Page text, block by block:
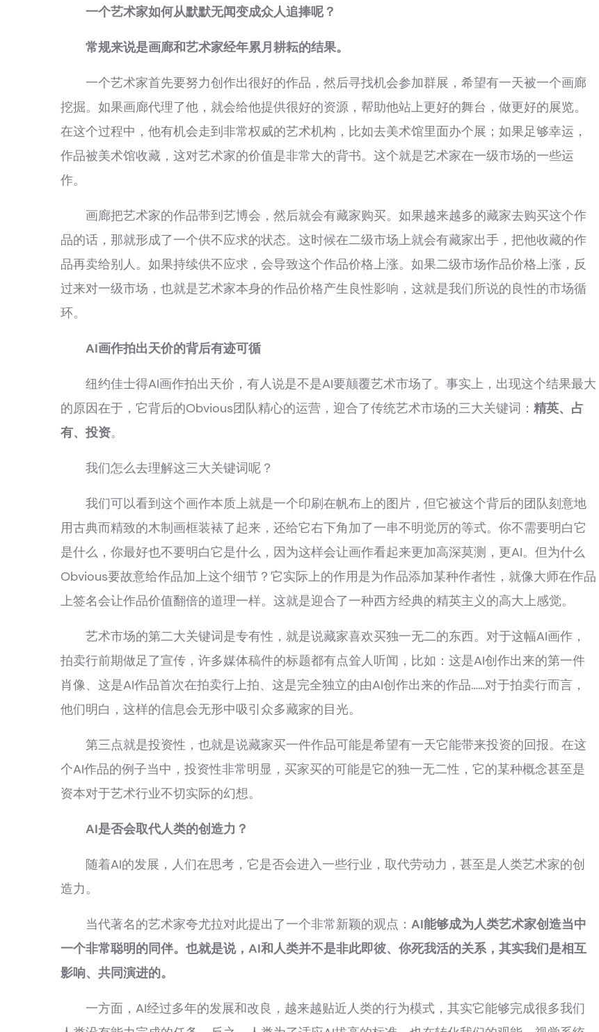
一个艺术家如何从默默无闻变成众人追捧呢？
常规来说是画廊和艺术家经年累月耕耘的结果。
一个艺术家首先要努力创作出很好的作品，然后寻找机会参加群展，希望有一天被一个画廊
挖掘。如果画廊代理了他，就会给他提供很好的资源，帮助他站上更好的舞台，做更好的展览。
在这个过程中，他有机会走到非常权威的艺术机构，比如去美术馆里面办个展；如果足够幸运，
作品被美术馆收藏，这对艺术家的价值是非常大的背书。这个就是艺术家在一级市场的一些运
作。
画廊把艺术家的作品带到艺博会，然后就会有藏家购买。如果越来越多的藏家去购买这个作
品的话，那就形成了一个供不应求的状态。这时候在二级市场上就会有藏家出手，把他收藏的作
品再卖给别人。如果持续供不应求，会导致这个作品价格上涨。如果二级市场作品价格上涨，反
过来对一级市场，也就是艺术家本身的作品价格产生良性影响，这就是我们所说的良性的市场循
环。
AI画作拍出天价的背后有迹可循
纽约佳士得AI画作拍出天价，有人说是不是AI要颠覆艺术市场了。事实上，出现这个结果最大
的原因在于，它背后的Obvious团队精心的运营，迎合了传统艺术市场的三大关键词： 精英、占
有、投资。
我们怎么去理解这三大关键词呢？
我们可以看到这个画作本质上就是一个印刷在帆布上的图片，但它被这个背后的团队刻意地
用古典而精致的木制画框装裱了起来，还给它右下角加了一串不明觉厉的等式。你不需要明白它
是什么，你最好也不要明白它是什么，因为这样会让画作看起来更加高深莫测，更AI。但为什么
Obvious要故意给作品加上这个细节？它实际上的作用是为作品添加某种作者性，就像大师在作品
上签名会让作品价值翻倍的道理一样。这就是迎合了一种西方经典的精英主义的高大上感觉。
艺术市场的第二大关键词是专有性，就是说藏家喜欢买独一无二的东西。对于这幅AI画作，
拍卖行前期做足了宣传，许多媒体稿件的标题都有点耸人听闻，比如：这是AI创作出来的第一件
肖像、这是AI作品首次在拍卖行上拍、这是完全独立的由AI创作出来的作品……对于拍卖行而言，
他们明白，这样的信息会无形中吸引众多藏家的目光。
第三点就是投资性，也就是说藏家买一件作品可能是希望有一天它能带来投资的回报。在这
个AI作品的例子当中，投资性非常明显，买家买的可能是它的独一无二性，它的某种概念甚至是
资本对于艺术行业不切实际的幻想。
AI是否会取代人类的创造力？
随着AI的发展，人们在思考，它是否会进入一些行业，取代劳动力，甚至是人类艺术家的创
造力。
当代著名的艺术家夸尤拉对此提出了一个非常新颖的观点： AI能够成为人类艺术家创造当中
一个非常聪明的同伴。也就是说，AI和人类并不是非此即彼、你死我活的关系，其实我们是相互
影响、共同演进的。
一方面，AI经过多年的发展和改良，越来越贴近人类的行为模式，其实它能够完成很多我们